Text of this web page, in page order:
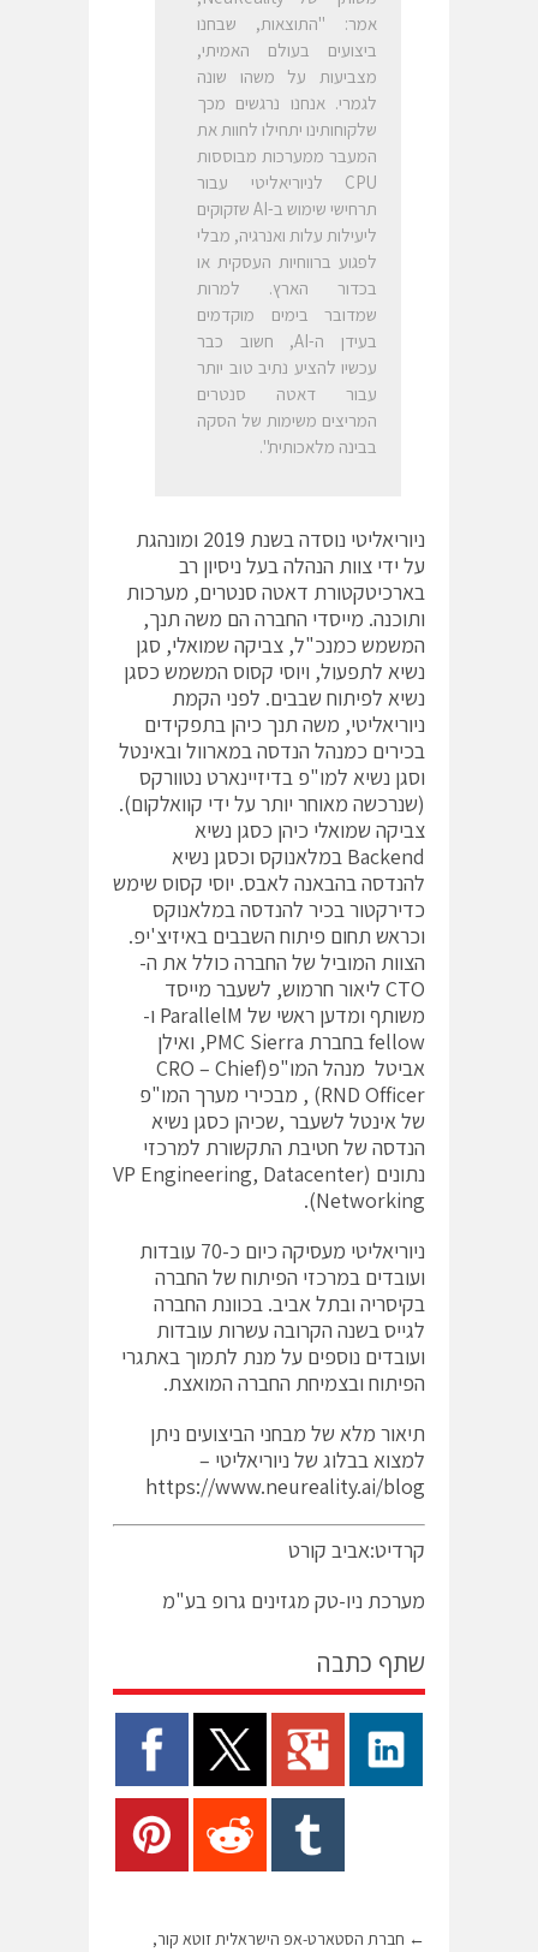
אמר: "התוצאות, שבחנו
ביצועים בעולם האמיתי,
מצביעות על משהו שונה
לגמרי. אנחנו נרגשים מכך
שלקוחותינו יתחילו לחוות את
המעבר ממערכות מבוססות
CPU לניוריאליטי עבור
תרחישי שימוש ב-AI שזקוקים
ליעילות עלות ואנרגיה, מבלי
לפגוע ברווחיות העסקית או
בכדור הארץ. למרות
שמדובר בימים מוקדמים
בעידן ה-AI, חשוב כבר
עכשיו להציע נתיב טוב יותר
עבור דאטה סנטרים
המריצים משימות של הסקה
בבינה מלאכותית".
ניוריאליטי נוסדה בשנת 2019 ומונהגת
על ידי צוות הנהלה בעל ניסיון רב
בארכיטקטורת דאטה סנטרים, מערכות
ותוכנה. מייסדי החברה הם משה תנך,
המשמש כמנכ"ל, צביקה שמואלי, סגן
נשיא לתפעול, ויוסי קסוס המשמש כסגן
נשיא לפיתוח שבבים. לפני הקמת
ניוריאליטי, משה תנך כיהן בתפקידים
בכירים כמנהל הנדסה במארוול ובאינטל
וסגן נשיא למו"פ בדיזיינארט נטוורקס
(שנרכשה מאוחר יותר על ידי קוואלקום).
צביקה שמואלי כיהן כסגן נשיא
Backend במלאנוקס וכסגן נשיא
להנדסה בהבאנה לאבס. יוסי קסוס שימש
כדירקטור בכיר להנדסה במלאנוקס
וכראש תחום פיתוח השבבים באיזיצ'יפ.
הצוות המוביל של החברה כולל את ה-
CTO ליאור חרמוש, לשעבר מייסד
משותף ומדען ראשי של ParallelM ו-
fellow בחברת PMC Sierra, ואילן
אביטל מנהל המו"פ(CRO – Chief
RND Officer) , מבכירי מערך המו"פ
של אינטל לשעבר ,שכיהן כסגן נשיא
הנדסה של חטיבת התקשורת למרכזי
נתונים (VP Engineering, Datacenter
Networking).
ניוריאליטי מעסיקה כיום כ-70 עובדות
ועובדים במרכזי הפיתוח של החברה
בקיסריה ובתל אביב. בכוונת החברה
לגייס בשנה הקרובה עשרות עובדות
ועובדים נוספים על מנת לתמוך באתגרי
הפיתוח ובצמיחת החברה המואצת.
תיאור מלא של מבחני הביצועים ניתן
למצוא בבלוג של ניוריאליטי –
https://www.neureality.ai/blog
קרדיט:אביב קורט
מערכת ניו-טק מגזינים גרופ בע"מ
שתף כתבה
← חברת הסטארט-אפ הישראלית זוטא קור,